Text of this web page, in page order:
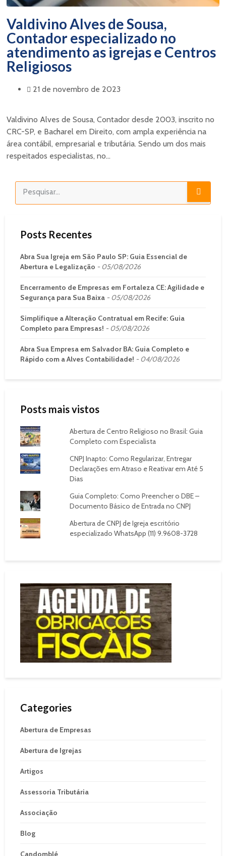
Valdivino Alves de Sousa,
Contador especializado no
atendimento as igrejas e Centros
Religiosos
21 de novembro de 2023
Valdivino Alves de Sousa, Contador desde 2003, inscrito no
CRC-SP, e Bacharel em Direito, com ampla experiência na
área contábil, empresarial e tributária. Sendo um dos mais
respeitados especialistas, no...
Posts Recentes
Abra Sua Igreja em São Paulo SP: Guia Essencial de
Abertura e Legalização
05/08/2026
Encerramento de Empresas em Fortaleza CE: Agilidade e
Segurança para Sua Baixa
05/08/2026
Simplifique a Alteração Contratual em Recife: Guia
Completo para Empresas!
05/08/2026
Abra Sua Empresa em Salvador BA: Guia Completo e
Rápido com a Alves Contabilidade!
04/08/2026
Posts mais vistos
Abertura de Centro Religioso no Brasil: Guia
Completo com Especialista
CNPJ Inapto: Como Regularizar, Entregar
Declarações em Atraso e Reativar em Até 5
Dias
Guia Completo: Como Preencher o DBE –
Documento Básico de Entrada no CNPJ
Abertura de CNPJ de Igreja escritório
especializado WhatsApp (11) 9.9608-3728
Categories
Abertura de Empresas
Abertura de Igrejas
Artigos
Assessoria Tributária
Associação
Blog
Candomblé